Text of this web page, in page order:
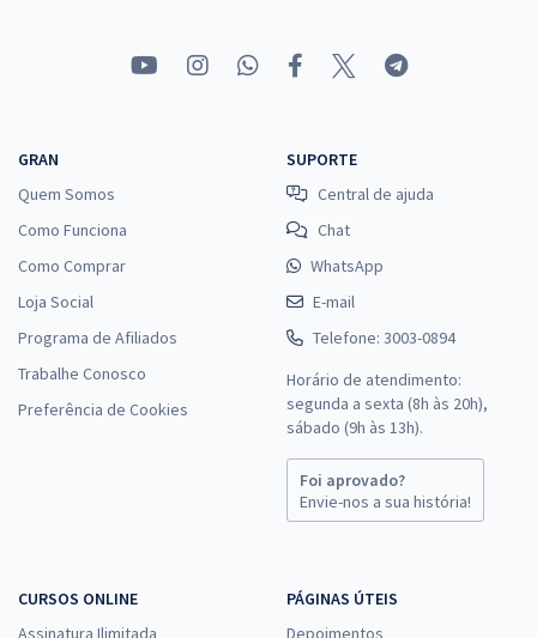
GRAN
Quem Somos
Como Funciona
Como Comprar
Loja Social
Programa de Afiliados
Trabalhe Conosco
Preferência de Cookies
SUPORTE
Central de ajuda
Chat
WhatsApp
E-mail
Telefone: 3003-0894
Horário de atendimento:
segunda a sexta (8h às 20h),
sábado (9h às 13h).
Foi aprovado?
Envie-nos a sua história!
CURSOS ONLINE
Assinatura Ilimitada
PÁGINAS ÚTEIS
Depoimentos